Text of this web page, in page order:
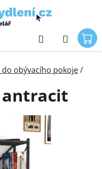
Hledat
do obývacího pokoje/
antracit